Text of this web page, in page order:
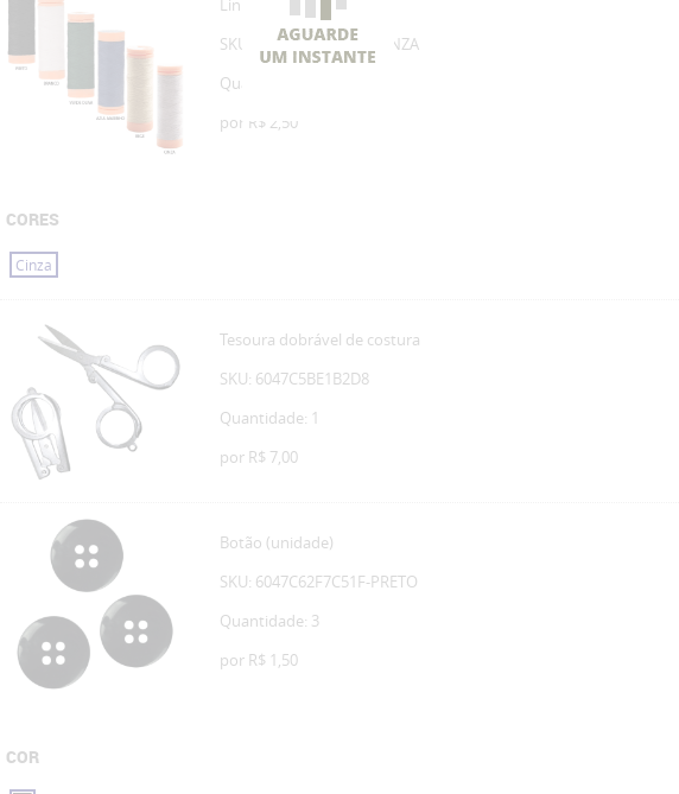
Linha de Costura
SKU: 6047ADAE312AA-CINZA
Quantidade: 1
por R$ 2,50
CORES
Cinza
Tesoura dobrável de costura
SKU: 6047C5BE1B2D8
Quantidade: 1
por R$ 7,00
Botão (unidade)
SKU: 6047C62F7C51F-PRETO
Quantidade: 3
por R$ 1,50
COR